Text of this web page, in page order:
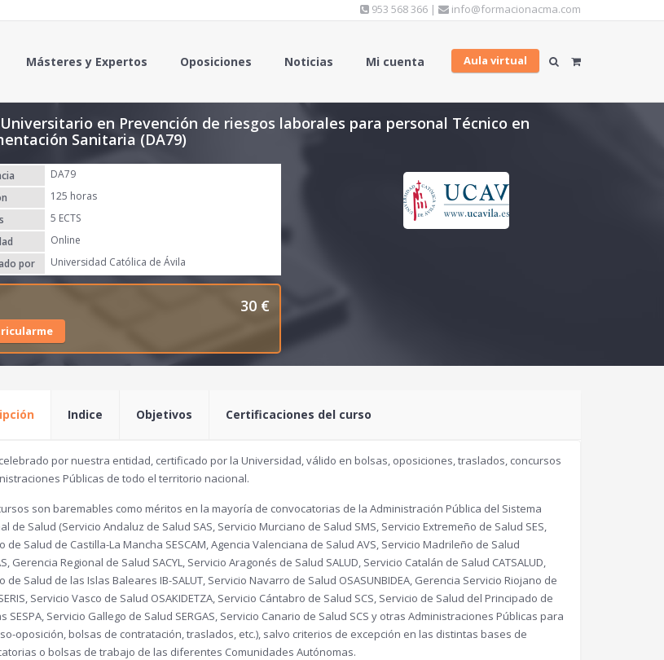
953 568 366 | info@formacionacma.com
Másteres y Expertos Oposiciones Noticias Mi cuenta Aula virtual
en Prevención de riesgos laborales para personal Técnico en
Sanitaria (DA79)
DA79
125 horas
5 ECTS
Online
por
Universidad Católica de Ávila
30 €
Indice Objetivos Certificaciones del curso
por nuestra entidad, certificado por la Universidad, válido en bolsas, oposiciones, traslados, concursos
Públicas de todo el territorio nacional.
son baremables como méritos en la mayoría de convocatorias de la Administración Pública del Sistema
de Salud (Servicio Andaluz de Salud SAS, Servicio Murciano de Salud SMS, Servicio Extremeño de Salud SES,
de Salud de Castilla-La Mancha SESCAM, Agencia Valenciana de Salud AVS, Servicio Madrileño de Salud
Gerencia Regional de Salud SACYL, Servicio Aragonés de Salud SALUD, Servicio Catalán de Salud CATSALUD,
de Salud de las Islas Baleares IB-SALUT, Servicio Navarro de Salud OSASUNBIDEA, Gerencia Servicio Riojano de
Servicio Vasco de Salud OSAKIDETZA, Servicio Cántabro de Salud SCS, Servicio de Salud del Principado de
SESPA, Servicio Gallego de Salud SERGAS, Servicio Canario de Salud SCS y otras Administraciones Públicas para
oposición, bolsas de contratación, traslados, etc.), salvo criterios de excepción en las distintas bases de
o bolsas de trabajo de las diferentes Comunidades Autónomas.